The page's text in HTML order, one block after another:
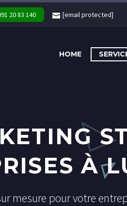
20 83 140 [email protected]
HOME
À
mesure pour votre